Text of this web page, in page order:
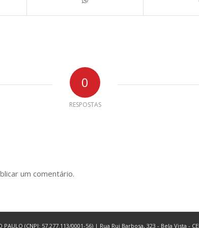
0
RESPOSTAS
um comentário.
(CNPJ: 57.277.113/0001-56) | Rua Rui Barbosa, 323 - Bela Vista -